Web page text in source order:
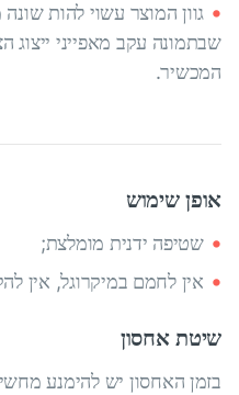
גוון המוצר עשוי להות שונה
שבתמונה עקב מאפייני
המכשיר.
אופן שימוש
שטיפה ידנית מומלצת;
אין לחמם במיקרוגל, אין
שיטת אחסון
בזמן האחסון יש להימנע